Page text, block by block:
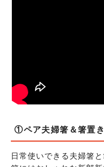
①ペア夫婦箸＆箸置
日常使いできる夫婦箸